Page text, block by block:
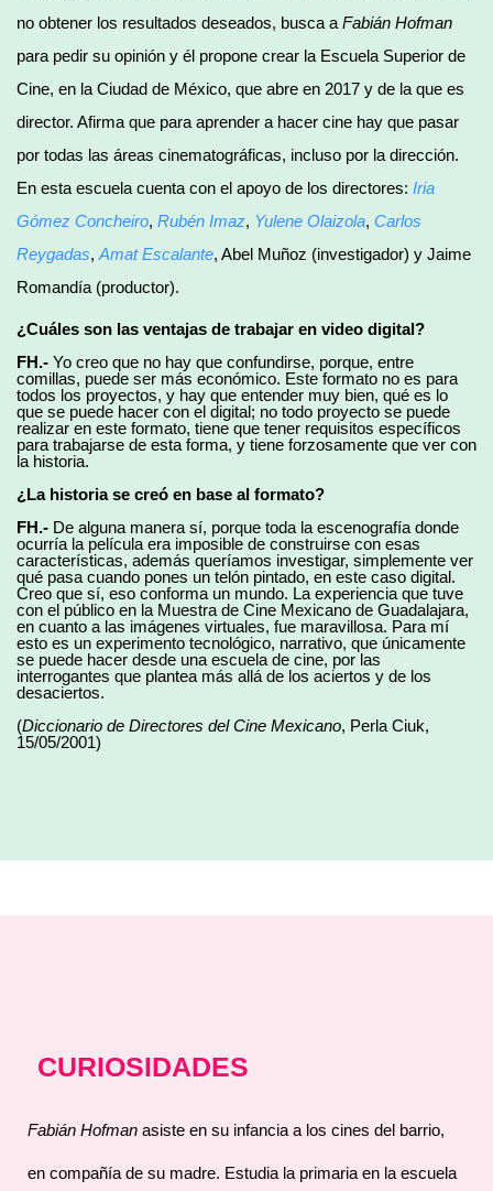
no obtener los resultados deseados, busca a Fabián Hofman
para pedir su opinión y él propone crear la Escuela Superior de
Cine, en la Ciudad de México, que abre en 2017 y de la que es
director. Afirma que para aprender a hacer cine hay que pasar
por todas las áreas cinematográficas, incluso por la dirección.
En esta escuela cuenta con el apoyo de los directores: Iria
Gómez Concheiro, Rubén Imaz, Yulene Olaizola, Carlos
Reygadas, Amat Escalante, Abel Muñoz (investigador) y Jaime
Romandía (productor).
¿Cuáles son las ventajas de trabajar en video digital?
FH.- Yo creo que no hay que confundirse, porque, entre
comillas, puede ser más económico. Este formato no es para
todos los proyectos, y hay que entender muy bien, qué es lo
que se puede hacer con el digital; no todo proyecto se puede
realizar en este formato, tiene que tener requisitos específicos
para trabajarse de esta forma, y tiene forzosamente que ver con
la historia.
¿La historia se creó en base al formato?
FH.- De alguna manera sí, porque toda la escenografía donde
ocurría la película era imposible de construirse con esas
características, además queríamos investigar, simplemente ver
qué pasa cuando pones un telón pintado, en este caso digital.
Creo que sí, eso conforma un mundo. La experiencia que tuve
con el público en la Muestra de Cine Mexicano de Guadalajara,
en cuanto a las imágenes virtuales, fue maravillosa. Para mí
esto es un experimento tecnológico, narrativo, que únicamente
se puede hacer desde una escuela de cine, por las
interrogantes que plantea más allá de los aciertos y de los
desaciertos.
(Diccionario de Directores del Cine Mexicano, Perla Ciuk,
15/05/2001)
CURIOSIDADES
Fabián Hofman asiste en su infancia a los cines del barrio,
en compañía de su madre. Estudia la primaria en la escuela